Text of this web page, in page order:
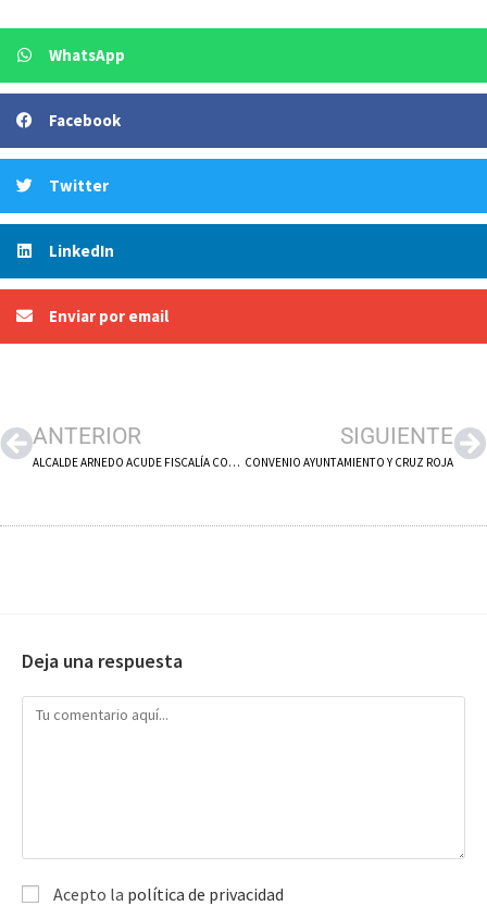
WhatsApp
Facebook
Twitter
LinkedIn
Enviar por email
ANTERIOR
ALCALDE ARNEDO ACUDE FISCALÍA CON INFORME INAR
SIGUIENTE
CONVENIO AYUNTAMIENTO Y CRUZ ROJA
Deja una respuesta
Acepto la política de privacidad